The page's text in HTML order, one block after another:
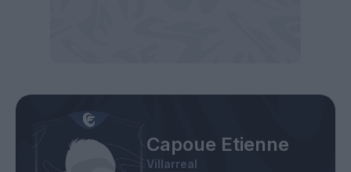
Capoue Etienne
Villarreal